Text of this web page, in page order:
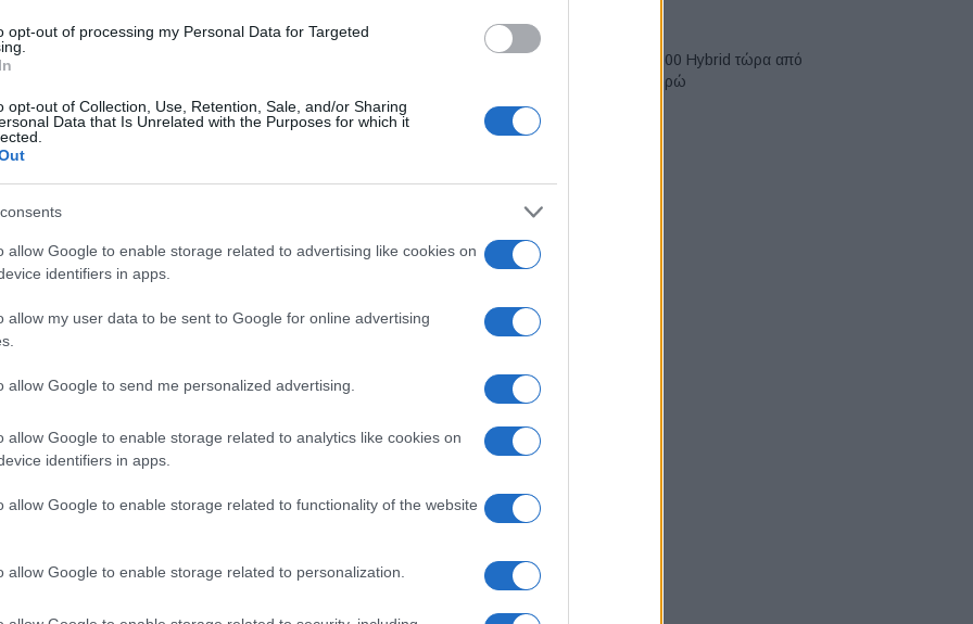
opt-out of processing my Personal Data for Targeted
opt-out of Collection, Use, Retention, Sale, and/or Sharing
Data that Is Unrelated with the Purposes for which it
allow Google to enable storage related to advertising like cookies on
identifiers in apps.
allow my user data to be sent to Google for online advertising
allow Google to send me personalized advertising.
allow Google to enable storage related to analytics like cookies on
identifiers in apps.
allow Google to enable storage related to functionality of the website
allow Google to enable storage related to personalization.
Škoda Auto (1993 – 1998), Mercedes-Benz
– 2003), Volvo Car Group (2003 – 2008), PGA
και KPI Aviation Marketing Solutions (2013 –
Mundo Deportivo για Παναθηναϊκό: «Μια
πεντάδα που σπέρνει τον φόβο στην
για την
στο
Ring Mall έναντι
ευρώ
Χρηματιστήριο Αθηνών:
του έτους
Το FIAT 500 Hybrid τώρα από
18.990 ευρώ